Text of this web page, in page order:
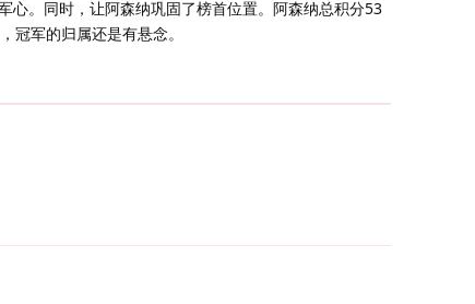
心。同时，让阿森纳巩固了榜首位置。阿森纳总积分53
冠军的归属还是有悬念。